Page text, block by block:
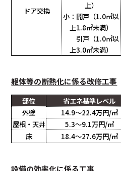
ドア交換
上）
小：開戸（1.0㎡以
上1.8㎡未満）
引戸（1.0㎡以
上3.0㎡未満）
躯体等の断熱化に係る改修工事
部位 省エネ基準レベル
外壁
14.9～22.4万円/㎥
屋根・天井
5.3～9.1万円/㎥
床
18.4～27.6万円/㎥
設備の効率化に係る工事